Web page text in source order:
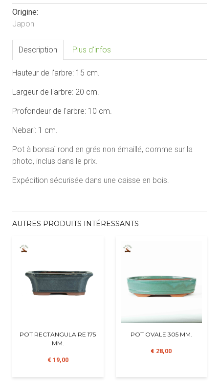
Origine:
Japon
Description Plus d'infos
Hauteur de l'arbre: 15 cm.
Largeur de l'arbre: 20 cm.
Profondeur de l'arbre: 10 cm.
Nebari: 1 cm.
Pot à bonsaï rond en grés non émaillé, comme sur la
photo, inclus dans le prix.
Expédition sécurisée dans une caisse en bois.
AUTRES PRODUITS INTÉRESSANTS
POT RECTANGULAIRE 175
MM.
€ 19,00
POT OVALE 305 MM.
€ 28,00